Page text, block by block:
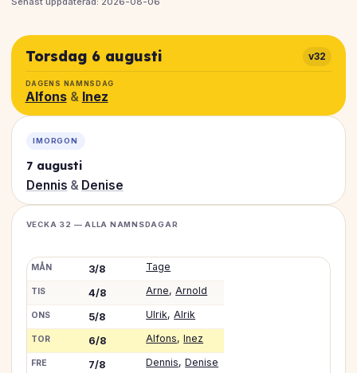
Torsdag 6 augusti v32
DAGENS NAMNSDAG
Alfons & Inez
IMORGON
7 augusti
Dennis & Denise
VECKA 32 — ALLA NAMNSDAGAR
MÅN 3/8 Tage
TIS 4/8 Arne, Arnold
ONS 5/8 Ulrik, Alrik
TOR 6/8 Alfons,Inez
FRE 7/8 Dennis,Denise